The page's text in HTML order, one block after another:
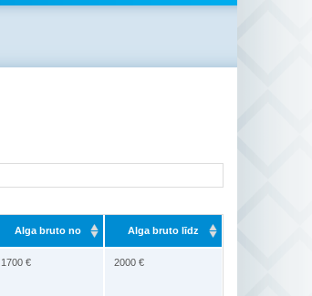
Alga bruto no Alga bruto līdz
1700 € 2000 €